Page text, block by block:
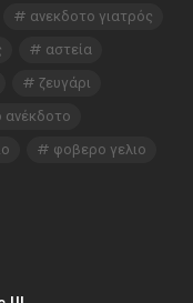
ανεκδοτο γιατρός
αστεία
ζευγάρι
ανέκδοτο
φοβερο γελιο